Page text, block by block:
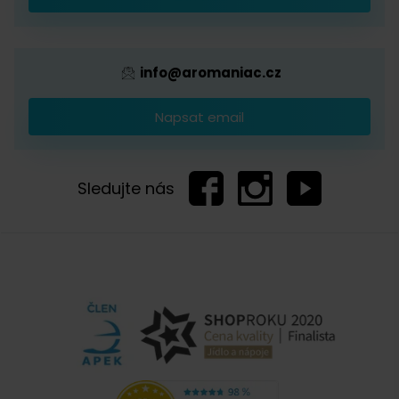
Provizní systém
info@aromaniac.cz
Napsat email
Sledujte nás